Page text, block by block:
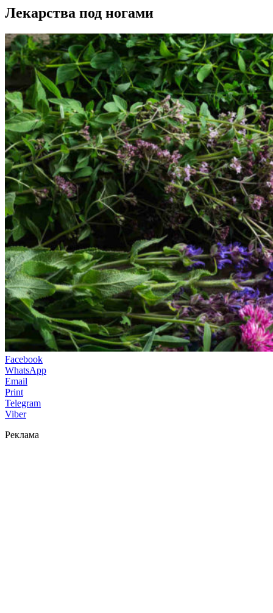
Лекарства под ногами
Facebook
WhatsApp
Email
Print
Telegram
Viber
Реклама